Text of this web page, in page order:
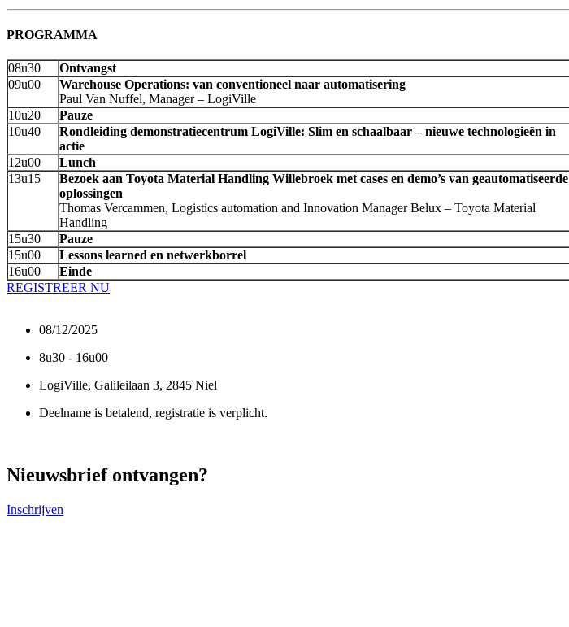
PROGRAMMA
08u30
Ontvangst
09u00
Warehouse Operations: van conventioneel naar automatisering
Paul Van Nuffel, Manager – LogiVille
10u20
Pauze
10u40
Rondleiding demonstratiecentrum LogiVille: Slim en schaalbaar – nieuwe technologieën in
actie
12u00
Lunch
13u15
Bezoek aan Toyota Material Handling Willebroek met cases en demo’s van geautomatiseerde
oplossingen
Thomas Vercammen, Logistics automation and Innovation Manager Belux – Toyota Material
Handling
15u30
Pauze
15u00
Lessons learned en netwerkborrel
16u00
Einde
REGISTREER NU
08/12/2025
8u30 - 16u00
LogiVille, Galileilaan 3, 2845 Niel
Deelname is betalend, registratie is verplicht.
Nieuwsbrief ontvangen?
Inschrijven